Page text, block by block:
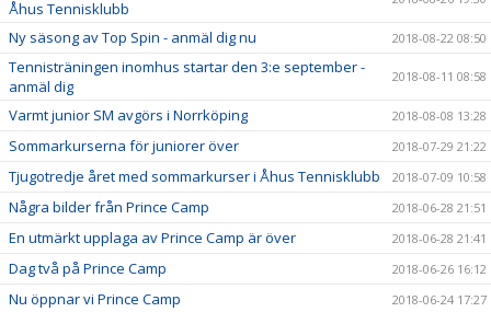
Åhus Tennisklubb
Ny säsong av Top Spin - anmäl dig nu 2018-08-22 08:50
Tennisträningen inomhus startar den 3:e september -
anmäl dig
2018-08-11 08:58
Varmt junior SM avgörs i Norrköping 2018-08-08 13:28
Sommarkurserna för juniorer över 2018-07-29 21:22
Tjugotredje året med sommarkurser i Åhus Tennisklubb 2018-07-09 10:58
Några bilder från Prince Camp 2018-06-28 21:51
En utmärkt upplaga av Prince Camp är över 2018-06-28 21:41
Dag två på Prince Camp 2018-06-26 16:12
Nu öppnar vi Prince Camp 2018-06-24 17:27